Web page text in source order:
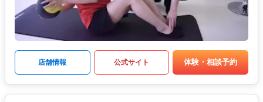
店舗情報 公式サイト 体験・相談予約